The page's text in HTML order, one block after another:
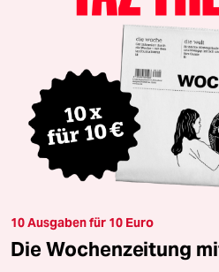
10 Ausgaben für 10 Euro
Die Wochenzeitung